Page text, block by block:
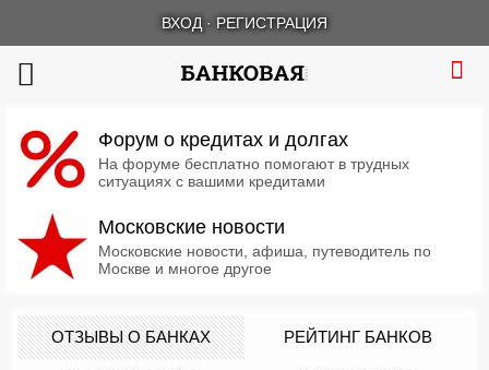
ВХОД · РЕГИСТРАЦИЯ
Форум о кредитах и долгах
На форуме бесплатно помогают в трудных
ситуациях с вашими кредитами
Московские новости
Московские новости, афиша, путеводитель по
Москве и многое другое
ОТЗЫВЫ О БАНКАХ РЕЙТИНГ БАНКОВ